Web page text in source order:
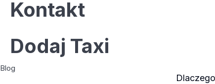
Kontakt
Dodaj Taxi
Blog